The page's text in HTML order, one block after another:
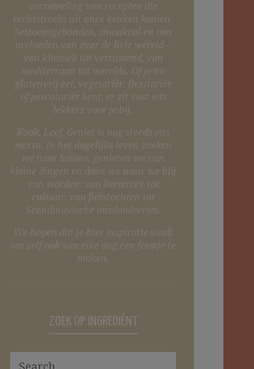
verzameling van recepten die
rechtstreeks uit onze keuken komen.
Seizoensgebonden, smaakvol en met
invloeden van over de hele wereld –
van klassiek tot verrassend, van
mediterraan tot werelds. Of je nu
glutenvrij eet, vegetariër, flexitariër
of pescotariër bent, er zit vast iets
lekkers voor je bij.
Kook, Leef, Geniet is nog steeds ons
motto. In het dagelijks leven zoeken
we naar balans, genieten we van
kleine dingen en doen we waar we blij
van worden: van keramiek tot
cultuur, van fietstochten tot
Scandinavische misdaadseries.
We hopen dat je hier inspiratie vindt
om zelf ook van elke dag een feestje te
maken.
ZOEK OP INGREDIËNT